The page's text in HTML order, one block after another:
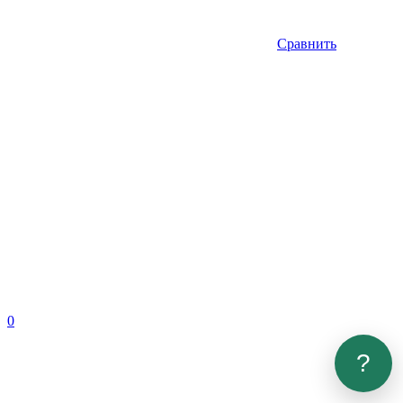
Сравнить
0
?